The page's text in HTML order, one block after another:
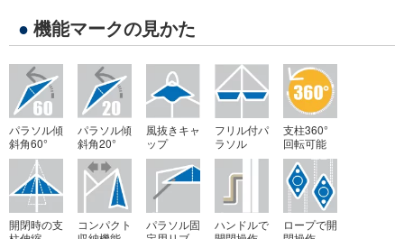
● 機能マークの見かた
パラソル傾
斜角60°
パラソル傾
斜角20°
風抜きキャ
ップ
フリル付パ
ラソル
支柱360°
回転可能
開閉時の支
コンパクト
パラソル固
ハンドルで
ロープで開